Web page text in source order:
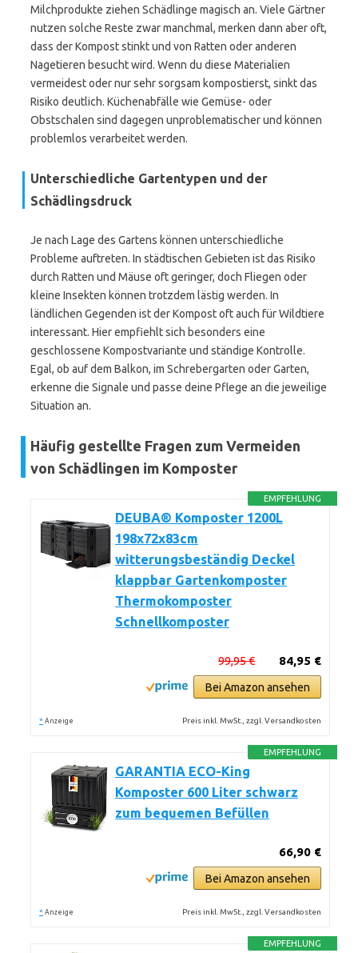
Milchprodukte ziehen Schädlinge magisch an. Viele Gärtner
nutzen solche Reste zwar manchmal, merken dann aber oft,
dass der Kompost stinkt und von Ratten oder anderen
Nagetieren besucht wird. Wenn du diese Materialien
vermeidest oder nur sehr sorgsam kompostierst, sinkt das
Risiko deutlich. Küchenabfälle wie Gemüse- oder
Obstschalen sind dagegen unproblematischer und können
problemlos verarbeitet werden.
Unterschiedliche Gartentypen und der
Schädlingsdruck
Je nach Lage des Gartens können unterschiedliche
Probleme auftreten. In städtischen Gebieten ist das Risiko
durch Ratten und Mäuse oft geringer, doch Fliegen oder
kleine Insekten können trotzdem lästig werden. In
ländlichen Gegenden ist der Kompost oft auch für Wildtiere
interessant. Hier empfiehlt sich besonders eine
geschlossene Kompostvariante und ständige Kontrolle.
Egal, ob auf dem Balkon, im Schrebergarten oder Garten,
erkenne die Signale und passe deine Pflege an die jeweilige
Situation an.
Häufig gestellte Fragen zum Vermeiden
von Schädlingen im Komposter
EMPFEHLUNG
DEUBA® Komposter 1200L
198x72x83cm
witterungsbeständig Deckel
klappbar Gartenkomposter
Thermokomposter
Schnellkomposter
84,95 €
99,95 €
Bei Amazon ansehen
* Anzeige Preis inkl. MwSt., zzgl. Versandkosten
EMPFEHLUNG
GARANTIA ECO-King
Komposter 600 Liter schwarz
zum bequemen Befüllen
66,90 €
Bei Amazon ansehen
* Anzeige Preis inkl. MwSt., zzgl. Versandkosten
EMPFEHLUNG